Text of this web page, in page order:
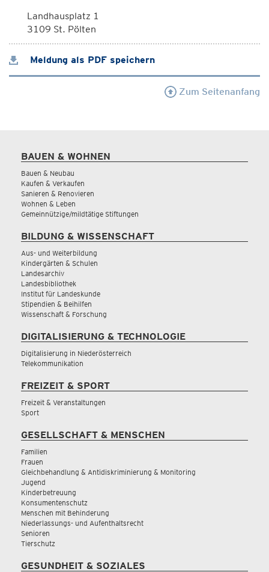
Landhausplatz 1
3109 St. Pölten
Meldung als PDF speichern
Zum Seitenanfang
BAUEN & WOHNEN
Bauen & Neubau
Kaufen & Verkaufen
Sanieren & Renovieren
Wohnen & Leben
Gemeinnützige/mildtätige Stiftungen
BILDUNG & WISSENSCHAFT
Aus- und Weiterbildung
Kindergärten & Schulen
Landesarchiv
Landesbibliothek
Institut für Landeskunde
Stipendien & Beihilfen
Wissenschaft & Forschung
DIGITALISIERUNG & TECHNOLOGIE
Digitalisierung in Niederösterreich
Telekommunikation
FREIZEIT & SPORT
Freizeit & Veranstaltungen
Sport
GESELLSCHAFT & MENSCHEN
Familien
Frauen
Gleichbehandlung & Antidiskriminierung & Monitoring
Jugend
Kinderbetreuung
Konsumentenschutz
Menschen mit Behinderung
Niederlassungs- und Aufenthaltsrecht
Senioren
Tierschutz
GESUNDHEIT & SOZIALES